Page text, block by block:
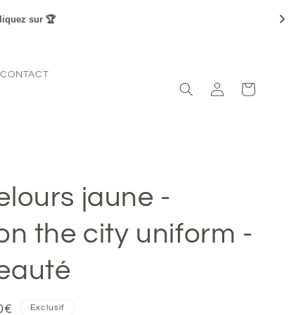
sur 🏆
CONTACT
ConnexionPanier
jaune -
the city uniform -
Exclusif